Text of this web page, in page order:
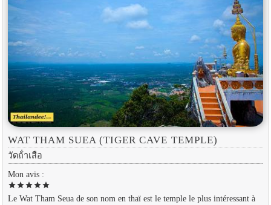
WAT THAM SUEA (TIGER CAVE TEMPLE)
วัดถ้ําเสือ
Mon avis :
starstarstarstarstar
Le Wat Tham Seua de son nom en thaï est le temple le plus intéressant à